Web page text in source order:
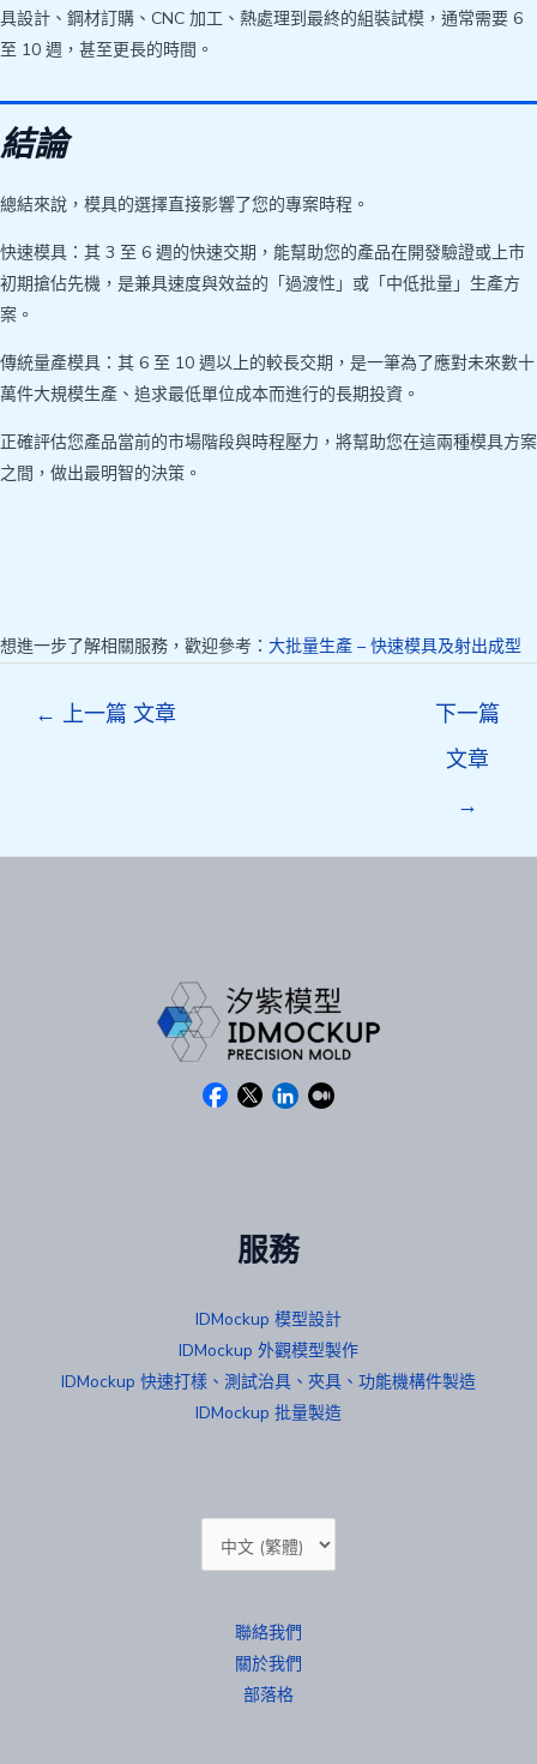
具設計、鋼材訂購、CNC 加工、熱處理到最終的組裝試模，通常需要 6
至 10 週，甚至更長的時間。
結論
總結來說，模具的選擇直接影響了您的專案時程。
快速模具：其 3 至 6 週的快速交期，能幫助您的產品在開發驗證或上市
初期搶佔先機，是兼具速度與效益的「過渡性」或「中低批量」生產方
案。
傳統量產模具：其 6 至 10 週以上的較長交期，是一筆為了應對未來數十
萬件大規模生產、追求最低單位成本而進行的長期投資。
正確評估您產品當前的市場階段與時程壓力，將幫助您在這兩種模具方案
之間，做出最明智的決策。
想進一步了解相關服務，歡迎參考： 大批量生產 – 快速模具及射出成型
← 上一篇 文章
下一篇
文章
→
服務
IDMockup 模型設計
IDMockup 外觀模型製作
IDMockup 快速打樣、測試治具、夾具、功能機構件製造
IDMockup 批量製造
Choose
a
聯絡我們
關於我們
部落格